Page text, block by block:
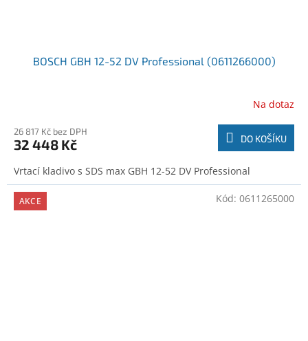
BOSCH GBH 12-52 DV Professional (0611266000)
Na dotaz
26 817 Kč bez DPH
32 448 Kč DO KOŠÍKU
Vrtací kladivo s SDS max GBH 12-52 DV Professional
AKCE Kód: 0611265000